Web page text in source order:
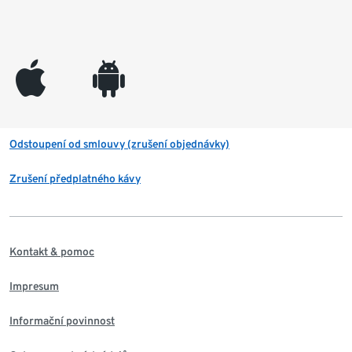
appleinc android
Odstoupení od smlouvy (zrušení objednávky)
Zrušení předplatného kávy
Kontakt & pomoc
Impresum
Informační povinnost